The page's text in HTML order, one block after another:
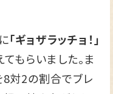
「ギョザラッチョ！」
もらいました。ま
8対2の割合でブレ